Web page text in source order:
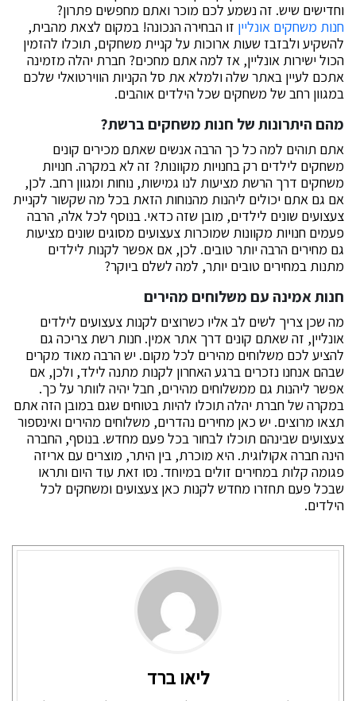
וחדישים שיש. זה נשמע לכם מוכר ואתם מחפשים פתרון?
חנות משחקים אונלייןזו הבחירה הנכונה! במקום לצאת מהבית,
להשקיע ולבזבז שעות ארוכות על קניית משחקים, תוכלו להזמין
הכול ישירות אונליין, אז למה אתם מחכים? חברת יהלה מזמינה
אתכם לעיין באתר שלה ולמלא את סל הקניות הווירטואלי שלכם
במגוון רחב של משחקים שכל הילדים אוהבים.
מהם היתרונות של חנות משחקים ברשת?
אתם תוהים למה כל כך הרבה אנשים שאתם מכירים קונים
משחקים לילדים רק בחנויות מקוונות? זה לא במקרה. חנויות
משחקים דרך הרשת מציעות לנו גמישות, נוחות ומגוון רחב. לכן,
אם גם אתם יכולים ליהנות מהנוחות הזאת בכל מה שקשור לקניית
צעצועים שונים לילדים, מובן שזה כדאי. בנוסף לכל אלה, הרבה
פעמים חנויות מקוונות שמוכרות צעצועים מסוגים שונים מציעות
גם מחירים הרבה יותר טובים. לכן, אם אפשר לקנות לילדים
מתנות במחירים טובים יותר, למה לשלם ביוקר?
חנות אמינה עם משלוחים מהירים
מה שכן צריך לשים לב אליו כשרוצים לקנות צעצועים לילדים
אונליין, זה שאתם קונים דרך אתר אמין. חנות רשת צריכה גם
להציע לכם משלוחים מהירים לכל מקום. יש הרבה מאוד מקרים
שבהם אנחנו נזכרים ברגע האחרון לקנות מתנה לילד, ולכן, אם
אפשר ליהנות גם ממשלוחים מהירים, חבל יהיה לוותר על כך.
במקרה של חברת יהלה תוכלו להיות בטוחים שגם במובן הזה אתם
תצאו מרוצים. יש כאן מחירים נהדרים, משלוחים מהירים ואינספור
צעצועים שבינהם תוכלו לבחור בכל פעם מחדש. בנוסף, החברה
הינה חברה אקולוגית. היא מוכרת, בין היתר, מוצרים עם אריזה
פגומה קלות במחירים זולים במיוחד. נסו זאת עוד היום ותראו
שבכל פעם תחזרו מחדש לקנות כאן צעצועים ומשחקים לכל
הילדים.
ליאו ברד